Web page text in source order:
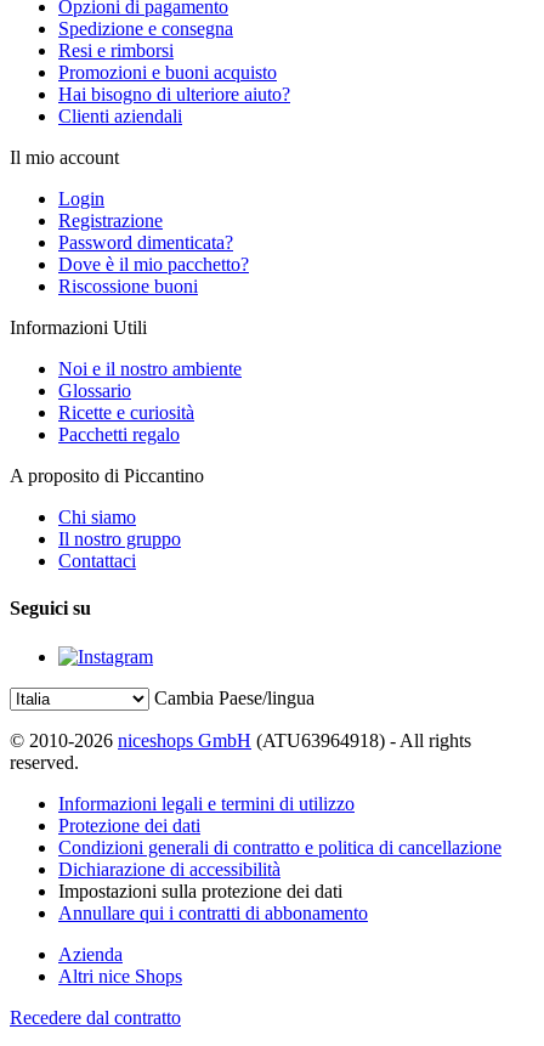
Opzioni di pagamento
Spedizione e consegna
Resi e rimborsi
Promozioni e buoni acquisto
Hai bisogno di ulteriore aiuto?
Clienti aziendali
Il mio account
Login
Registrazione
Password dimenticata?
Dove è il mio pacchetto?
Riscossione buoni
Informazioni Utili
Noi e il nostro ambiente
Glossario
Ricette e curiosità
Pacchetti regalo
A proposito di Piccantino
Chi siamo
Il nostro gruppo
Contattaci
Seguici su
Cambia Paese/lingua
© 2010-2026 niceshops GmbH (ATU63964918) - All rights
reserved.
Informazioni legali e termini di utilizzo
Protezione dei dati
Condizioni generali di contratto e politica di cancellazione
Dichiarazione di accessibilità
Impostazioni sulla protezione dei dati
Annullare qui i contratti di abbonamento
Azienda
Altri nice Shops
Recedere dal contratto